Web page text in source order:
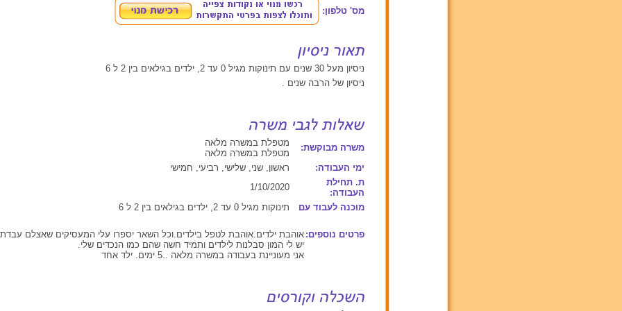
מס' טלפון:
ניסיון מעל 30 שנים עם תינוקות מגיל 0 עד 2, ילדים בגילאים בין 2 ל 6
ניסיון של הרבה שנים .
משרה מבוקשת:
מטפלת במשרה מלאה
מטפלת במשרה מלאה
ימי העבודה:
ראשון, שני, שלישי, רביעי, חמישי
ת. תחילת
העבודה:
1/10/2020
מוכנה לעבוד עם
תינוקות מגיל 0 עד 2, ילדים בגילאים בין 2 ל 6
פרטים נוספים: אוהבת ילדים.אוהבת לטפל בילדים.וכל השאר יספרו עלי המעסיקים שאצלם
יש לי המון סבלנות לילדים ותמיד חשה שהם כמו הנכדים שלי.
אני מעוניינת בעבודה במשרה מלאה ..5 ימים. ילד אחד